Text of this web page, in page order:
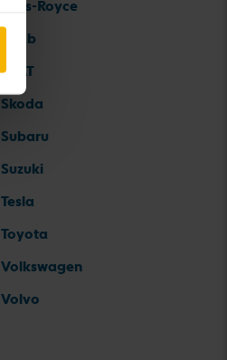
Rolls-Royce
Saab
SEAT
Skoda
Subaru
Suzuki
Tesla
Toyota
Volkswagen
Volvo